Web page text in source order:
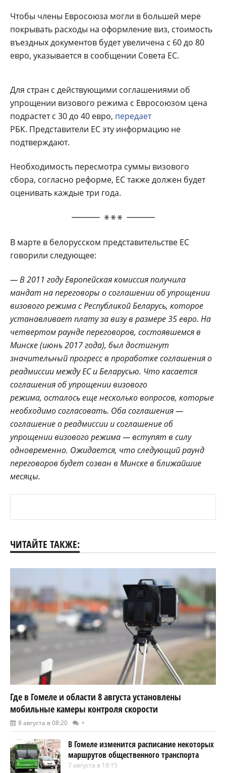
Чтобы члены Евросоюза могли в большей мере
покрывать расходы на оформление виз, стоимость
въездных документов будет увеличена с 60 до 80
евро, указывается в сообщении Совета ЕС.
Для стран с действующими соглашениями об
упрощении визового режима с Евросоюзом цена
подрастет с 30 до 40 евро, передает
РБК. Представители ЕС эту информацию не
подтверждают.
Необходимость пересмотра суммы визового
сбора, согласно реформе, ЕС также должен будет
оценивать каждые три года.
В марте в белорусском представительстве ЕС
говорили следующее:
— В 2011 году Европейская комиссия получила
мандат на переговоры о соглашении об упрощении
визового режима с Республикой Беларусь, которое
устанавливает плату за визу в размере 35 евро. На
четвертом раунде переговоров, состоявшемся в
Минске (июнь 2017 года), был достигнут
значительный прогресс в проработке соглашения о
реадмиссии между ЕС и Беларусью. Что касается
соглашения об упрощении визового
режима, осталось еще несколько вопросов, которые
необходимо согласовать. Оба соглашения —
соглашение о реадмиссии и соглашение об
упрощении визового режима — вступят в силу
одновременно. Ожидается, что следующий раунд
переговоров будет созван в Минске в ближайшие
месяцы.
ЧИТАЙТЕ ТАКЖЕ:
Где в Гомеле и области 8 августа установлены
мобильные камеры контроля скорости
8 августа в 08:20 +
В Гомеле изменится расписание некоторых
маршрутов общественного транспорта
7 августа в 18:15